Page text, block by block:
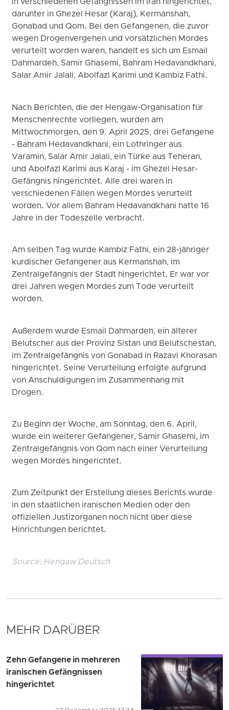
in verschiedenen Gefängnissen im Iran hingerichtet,
darunter in Ghezel Hesar (Karaj), Kermanshah,
Gonabad und Qom. Bei den Gefangenen, die zuvor
wegen Drogenvergehen und vorsätzlichen Mordes
verurteilt worden waren, handelt es sich um Esmail
Dahmardeh, Samir Ghasemi, Bahram Hedavandkhani,
Salar Amir Jalali, Abolfazl Karimi und Kambiz Fathi.
Nach Berichten, die der Hengaw-Organisation für
Menschenrechte vorliegen, wurden am
Mittwochmorgen, den 9. April 2025, drei Gefangene
- Bahram Hedavandkhani, ein Lothringer aus
Varamin, Salar Amir Jalali, ein Türke aus Teheran,
und Abolfazl Karimi aus Karaj - im Ghezel Hesar-
Gefängnis hingerichtet. Alle drei waren in
verschiedenen Fällen wegen Mordes verurteilt
worden. Vor allem Bahram Hedavandkhani hatte 16
Jahre in der Todeszelle verbracht.
Am selben Tag wurde Kambiz Fathi, ein 28-jähriger
kurdischer Gefangener aus Kermanshah, im
Zentralgefängnis der Stadt hingerichtet. Er war vor
drei Jahren wegen Mordes zum Tode verurteilt
worden.
Außerdem wurde Esmail Dahmardeh, ein älterer
Belutscher aus der Provinz Sistan und Belutschestan,
im Zentralgefängnis von Gonabad in Razavi Khorasan
hingerichtet. Seine Verurteilung erfolgte aufgrund
von Anschuldigungen im Zusammenhang mit
Drogen.
Zu Beginn der Woche, am Sonntag, den 6. April,
wurde ein weiterer Gefangener, Samir Ghasemi, im
Zentralgefängnis von Qom nach einer Verurteilung
wegen Mordes hingerichtet.
Zum Zeitpunkt der Erstellung dieses Berichts wurde
in den staatlichen iranischen Medien oder den
offiziellen Justizorganen noch nicht über diese
Hinrichtungen berichtet.
Source: Hengaw Deutsch
MEHR DARÜBER
Zehn Gefangene in mehreren
iranischen Gefängnissen
hingerichtet